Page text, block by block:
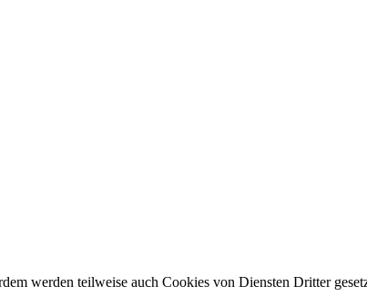
werden teilweise auch Cookies von Diensten Dritter